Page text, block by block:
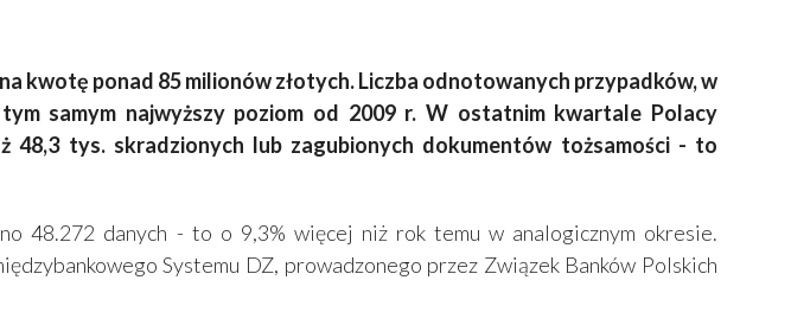
kwotę ponad 85 milionów złotych. Liczba odnotowanych przypadków, w
samym najwyższy poziom od 2009 r. W ostatnim kwartale Polacy
48,3 tys. skradzionych lub zagubionych dokumentów tożsamości - to
48.272 danych - to o 9,3% więcej niż rok temu w analogicznym okresie.
Systemu DZ, prowadzonego przez Związek Banków Polskich